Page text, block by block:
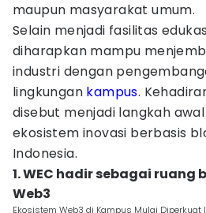
maupun masyarakat umum.
Selain menjadi fasilitas
diharapkan mampu
industri dengan
lingkungan kampus.
disebut menjadi langkah
ekosistem inovasi berbasis
Indonesia.
1. WEC hadir sebagai
Web3
Ekosistem Web3 di Kampus Mulai Diperkuat